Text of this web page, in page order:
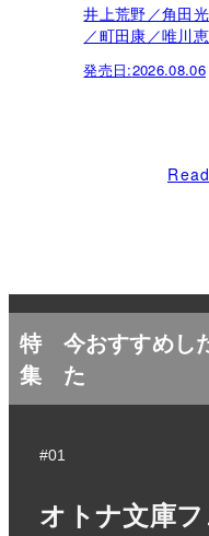
井上荒野／角田
／町田康／唯川恵
発売日:2026.08.06
特
集
今おすすめし
た
#01
オトナ文庫